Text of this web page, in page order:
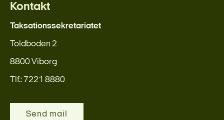
Kontakt
Taksationssekretariatet
Toldboden 2
8800 Viborg
Tlf.: 7221 8880
Send mail